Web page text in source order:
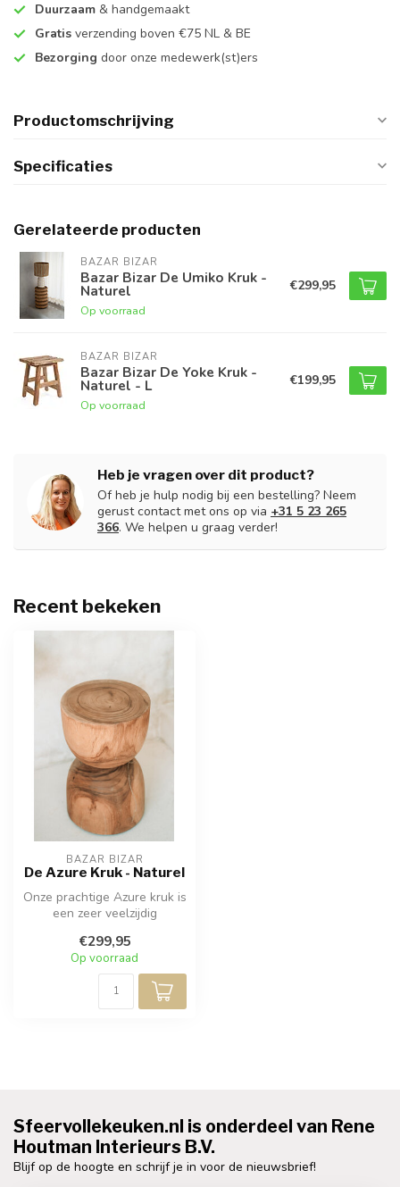
Duurzaam & handgemaakt
Gratis verzending boven €75 NL & BE
Bezorging door onze medewerk(st)ers
Productomschrijving
Specificaties
Gerelateerde producten
BAZAR BIZAR
Bazar Bizar De Umiko Kruk -
Naturel
Op voorraad
€299,95
BAZAR BIZAR
Bazar Bizar De Yoke Kruk -
Naturel - L
Op voorraad
€199,95
Heb je vragen over dit product?
Of heb je hulp nodig bij een bestelling? Neem
gerust contact met ons op via +31 5 23 265
366. We helpen u graag verder!
Recent bekeken
BAZAR BIZAR
De Azure Kruk - Naturel
Onze prachtige Azure kruk is
een zeer veelzijdig
bijzett...
€299,95
Op voorraad
Sfeervollekeuken.nl is onderdeel van Rene
Houtman Interieurs B.V.
Blijf op de hoogte en schrijf je in voor de nieuwsbrief!